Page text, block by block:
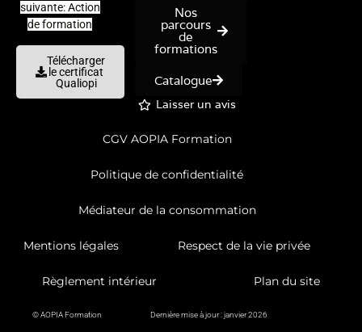
suivante: Action
de formation
Télécharger
le certificat
Qualiopi
Nos
parcours
de
formations
Catalogue
Laisser un avis
CGV AOPIA Formation
Politique de confidentialité
Médiateur de la consommation
Mentions légales Respect de la vie privée
Règlement intérieur Plan du site
© AOPIA Formation Dernière mise à jour : janvier 2026